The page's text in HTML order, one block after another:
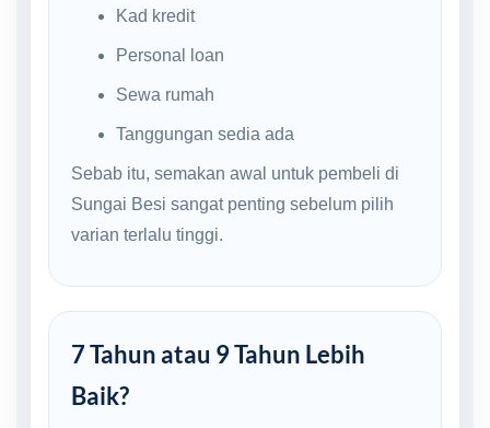
Kad kredit
Personal loan
Sewa rumah
Tanggungan sedia ada
Sebab itu, semakan awal untuk pembeli di
Sungai Besi sangat penting sebelum pilih
varian terlalu tinggi.
7 Tahun atau 9 Tahun Lebih
Baik?